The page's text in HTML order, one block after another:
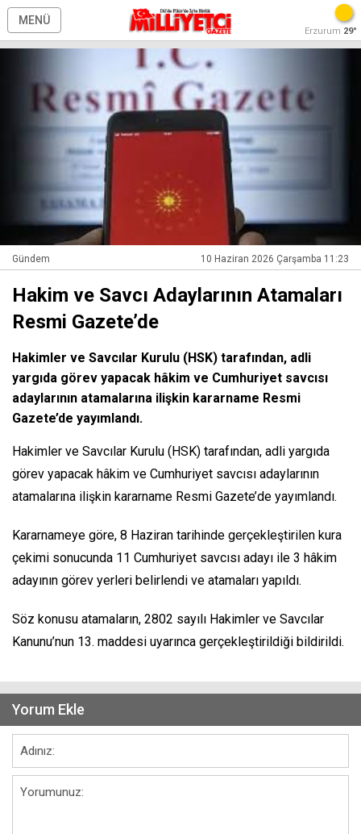
MENÜ
Erzurum 29°
Gündem 10 Haziran 2026 Çarşamba 11:23
Hakim ve Savcı Adaylarının Atamaları
Resmi Gazete’de
Hakimler ve Savcılar Kurulu (HSK) tarafından, adli
yargıda görev yapacak hâkim ve Cumhuriyet savcısı
adaylarının atamalarına ilişkin kararname Resmi
Gazete’de yayımlandı.
Hakimler ve Savcılar Kurulu (HSK) tarafından, adli yargıda
görev yapacak hâkim ve Cumhuriyet savcısı adaylarının
atamalarına ilişkin kararname Resmi Gazete’de yayımlandı.
Kararnameye göre, 8 Haziran tarihinde gerçekleştirilen kura
çekimi sonucunda 11 Cumhuriyet savcısı adayı ile 3 hâkim
adayının görev yerleri belirlendi ve atamaları yapıldı.
Söz konusu atamaların, 2802 sayılı Hakimler ve Savcılar
Kanunu’nun 13. maddesi uyarınca gerçekleştirildiği bildirildi.
Yorum Ekle